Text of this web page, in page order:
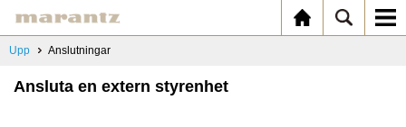
Upp Anslutningar
Ansluta en extern styrenhet